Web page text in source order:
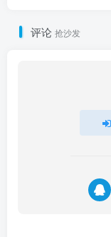
评论 抢沙发